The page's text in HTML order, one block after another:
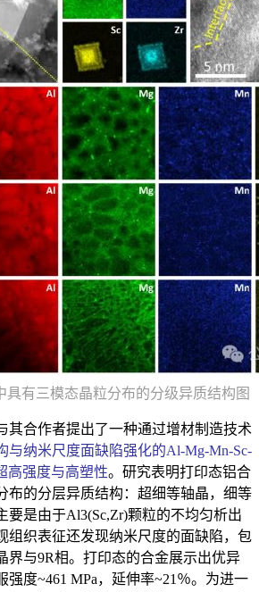
有三模态晶粒分布的分级异质结构图
其合作者提出了一种通过增材制造技术
与纳米尺度面缺陷强化的Al-Mg-Mn-Sc-
高强度与高塑性。研究表明打印态铝合
布的分层异质结构：超细等轴晶，细等
要是由于Al3(Sc,Zr)颗粒的不均匀析出
组织表征还发现纳米尺度的面缺陷，包
界与9R相。打印态的合金展示出优异
强度~461 MPa，延伸率~21％。为进一